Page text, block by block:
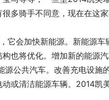
多骑手不同意，现在在这
它会加快新能源。新能源
也将优化。增加新的能源
源公共汽车。改善充电设
或清洁能源车辆。2014凯